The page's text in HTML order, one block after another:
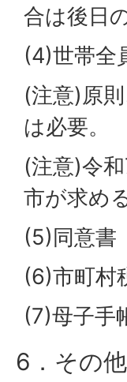
合は後日
(4)世帯全
(注意)原
は必要。
(注意)令
市が求め
(5)同意書
(6)市町村
(7)母子手
6．その他